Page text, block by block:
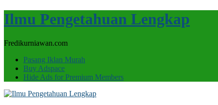
Ilmu Pengetahuan Lengkap
Fredikurniawan.com
Pasang Iklan Murah
Buy Adspace
Hide Ads for Premium Members